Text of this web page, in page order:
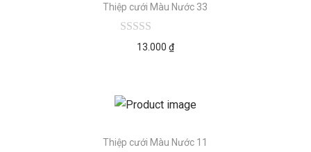
Thiệp cưới Màu Nước 33
13.000 ₫
Thiệp cưới Màu Nước 11